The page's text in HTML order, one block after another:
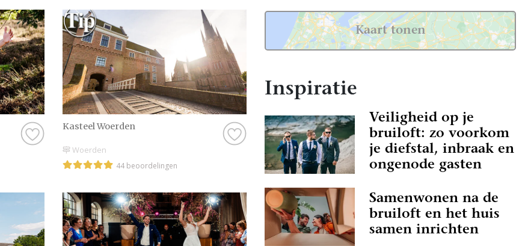
Kasteel Woerden
Woerden
44 beoordelingen
Kaart tonen
Inspiratie
Veiligheid op je
bruiloft: zo voorkom
je diefstal, inbraak en
ongenode gasten
Samenwonen na de
bruiloft en het huis
samen inrichten